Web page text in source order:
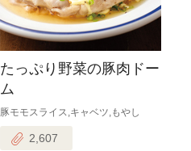
たっぷり野菜の豚肉ドー
ム
豚モモスライス,キャベツ,もやし
2,607